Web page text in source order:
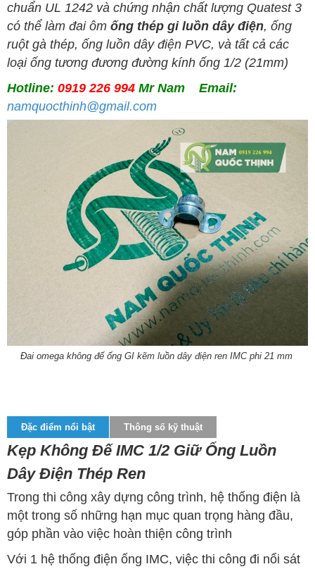
chuẩn UL 1242 và chứng nhận chất lượng Quatest 3
có thể làm đai ôm ống thép gi luồn dây điện, ống
ruột gà thép, ống luồn dây điện PVC, và tất cả các
loại ống tương đương đường kính ống 1/2 (21mm)
Hotline: 0919 226 994 Mr Nam Email:
namquocthinh@gmail.com
Đai omega không đế ống GI kẽm luồn dây điện ren IMC phi 21 mm
Đặc điểm nổi bật Thông số kỹ thuật
Kẹp Không Đế IMC 1/2 Giữ Ống Luồn
Dây Điện Thép Ren
Trong thi công xây dựng công trình, hệ thống điện là
một trong số những hạn mục quan trọng hàng đầu,
góp phần vào việc hoàn thiện công trình
Với 1 hệ thống điện ống IMC, việc thi công đi nổi sát